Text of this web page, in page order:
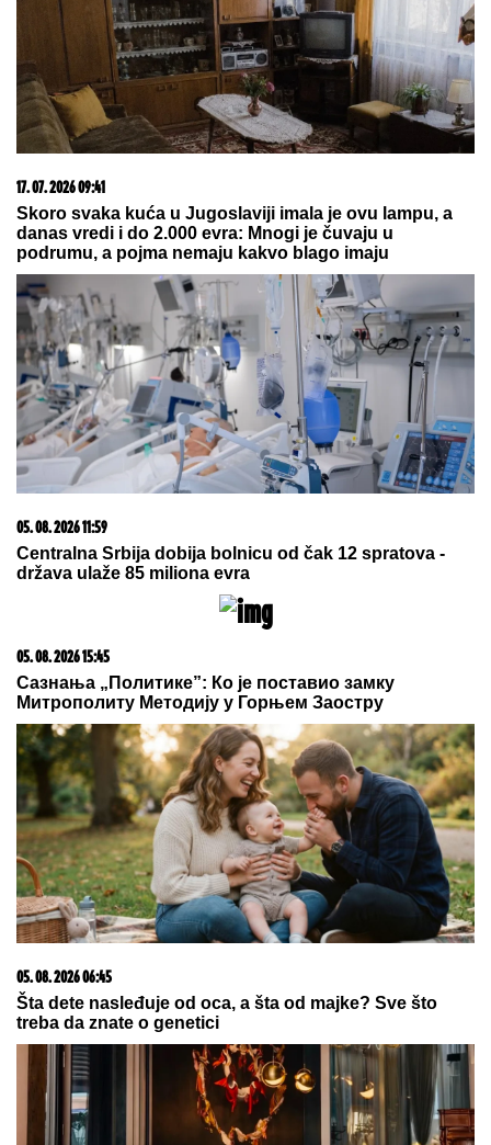
a ono što radi danima rasplakalo je
svet (VIDEO)
"NI KOD DOKTORA DA ME
ODVEDU!"Marija Kulić HODA SA
ŠTAPOM, otkrila istinu o odnosu sa
ĆERKAMA koje ni da "mrdnu
03. 08. 2026 13:23
akcijskoj ceni od 19.990€ do 31.8.
Градоначелник Зубиног Потока са замеником шефа
УНМИК-а: Потребна снажнија заштита Срба
17. 07. 2026 09:41
danas vredi i do 2.000 evra: Mnogi je čuvaju u
podrumu, a pojma nemaju kakvo blago imaju